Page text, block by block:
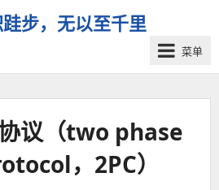
步，无以至千里
菜单
议（two phase
，2PC）